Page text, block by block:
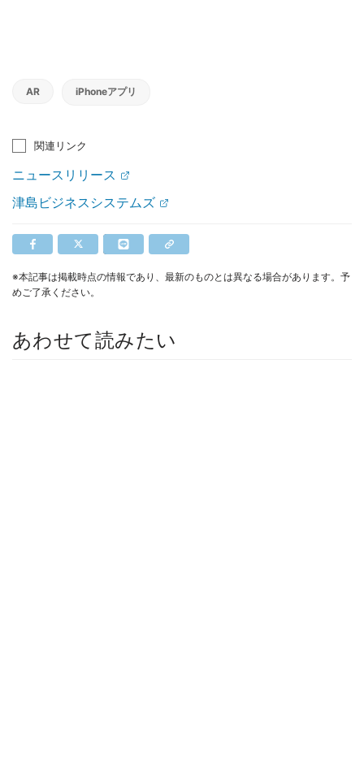
AR iPhoneアプリ
関連リンク
ニュースリリース
津島ビジネスシステムズ
※本記事は掲載時点の情報であり、最新のものとは異なる場合があります。予
めご了承ください。
あわせて読みたい